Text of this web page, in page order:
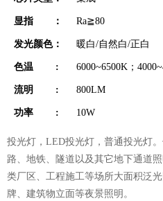
显指 ： Ra≧80
发光颜色： 暖白/自然白/正白
色温 : 6000~6500K；
流明 : 800LM
功率 : 10W
投光灯，LED投光灯，普通投光灯
路、地铁、隧道以及其它地下通道
类厂区、工程施工等场所大面积泛
牌、建筑物立面等夜景照明。